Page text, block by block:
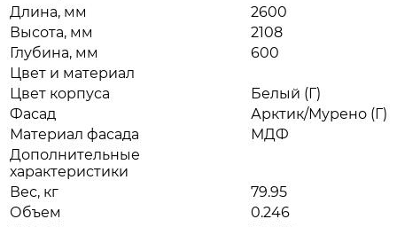
Длина, мм
2600
Высота, мм
2108
Глубина, мм
600
Цвет и материал
Цвет корпуса
Белый (Г)
Фасад
Арктик/Мурено (Г)
Материал фасада
МДФ
Дополнительные
характеристики
Вес, кг
79.95
Объем
0.246